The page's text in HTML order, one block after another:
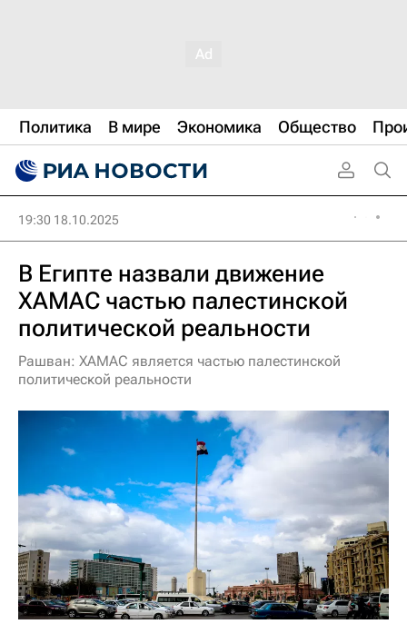
Политика В мире Экономика Общество
19:30 18.10.2025
В Египте назвали движение
ХАМАС частью палестинской
политической реальности
Рашван: ХАМАС является частью палестинской
политической реальности